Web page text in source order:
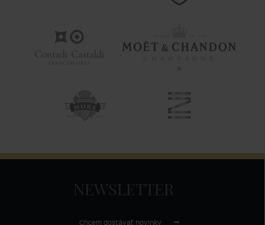
NEWSLETTER
Chcem dostávať novinky